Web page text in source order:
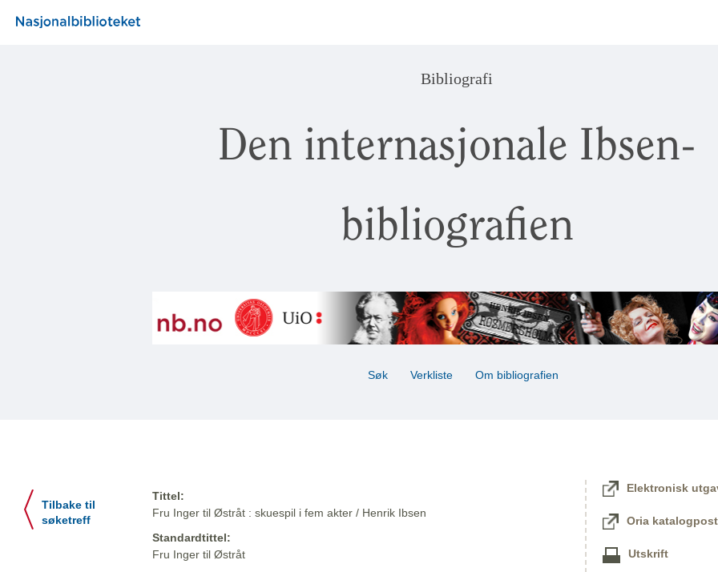
Bibliografi
Den internasjonale Ibsen-
bibliografien
Søk Verkliste Om bibliografien
Tilbake til
søketreff
Tittel:
Fru Inger til Østråt : skuespil i fem akter / Henrik Ibsen
Standardtittel:
Fru Inger til Østråt
Elektronisk
Oria katalogpost
Utskrift